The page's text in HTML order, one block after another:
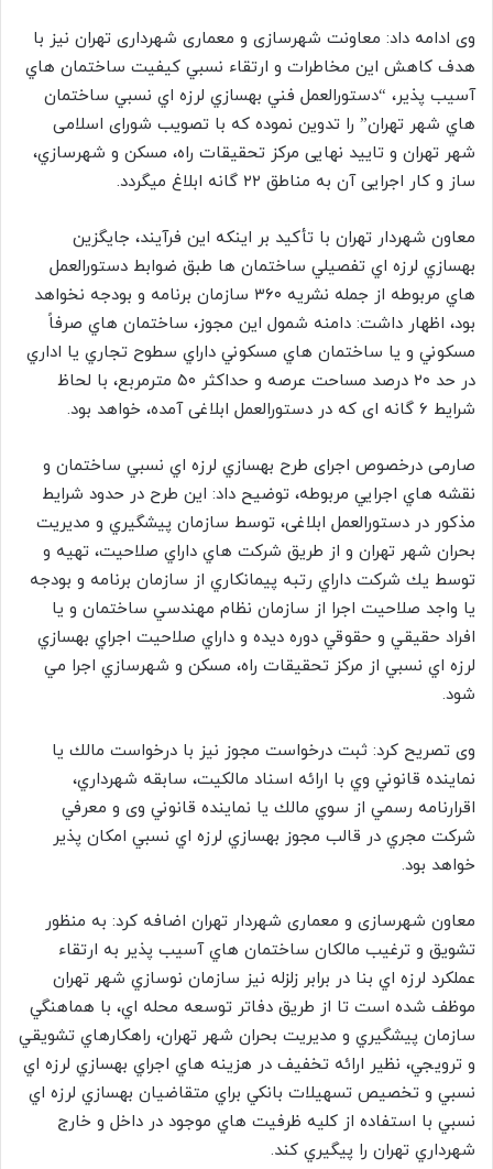
وی ادامه داد: معاونت شهرسازی و معماری شهرداری تهران نیز با
هدف كاهش این مخاطرات و ارتقاء نسبي كيفيت ساختمان هاي
آسيب پذير، “دستورالعمل فني بهسازي لرزه اي نسبي ساختمان
هاي شهر تهران” را تدوین نموده که با تصویب شورای اسلامی
شهر تهران و تایید نهایی مركز تحقيقات راه، مسكن و شهرسازي،
ساز و کار اجرایی آن به مناطق ۲۲ گانه ابلاغ میگردد.
معاون شهردار تهران با تأکید بر اینکه اين فرآيند، جايگزين
بهسازي لرزه اي تفصيلي ساختمان ها طبق ضوابط دستورالعمل
هاي مربوطه از جمله نشريه ۳۶۰ سازمان برنامه و بودجه نخواهد
بود، اظهار داشت: دامنه شمول اين مجوز، ساختمان هاي صرفاً
مسكوني و يا ساختمان هاي مسكوني داراي سطوح تجاري يا اداري
در حد ۲۰ درصد مساحت عرصه و حداكثر ۵۰ مترمربع، با لحاظ
شرايط ۶ گانه ای که در دستورالعمل ابلاغی آمده، خواهد بود.
صارمی درخصوص اجرای طرح بهسازي لرزه اي نسبي ساختمان و
نقشه هاي اجرايي مربوطه، توضیح داد: این طرح در حدود شرايط
مذكور در دستورالعمل ابلاغی، توسط سازمان پيشگيري و مديريت
بحران شهر تهران و از طريق شركت هاي داراي صلاحيت، تهيه و
توسط يك شركت داراي رتبه پيمانكاري از سازمان برنامه و بودجه
يا واجد صلاحيت اجرا از سازمان نظام مهندسي ساختمان و يا
افراد حقيقي و حقوقي دوره ديده و داراي صلاحيت اجراي بهسازي
لرزه اي نسبي از مركز تحقيقات راه، مسكن و شهرسازي اجرا مي
شود.
وی تصریح کرد: ثبت درخواست مجوز نیز با درخواست مالك يا
نماينده قانوني وي با ارائه اسناد مالكيت، سابقه شهرداري،
اقرارنامه رسمي از سوي مالك يا نماينده قانوني وی و معرفي
شركت مجري در قالب مجوز بهسازي لرزه اي نسبي امكان پذير
خواهد بود.
معاون شهرسازی و معماری شهردار تهران اضافه کرد: به منظور
تشویق و ترغیب مالکان ساختمان هاي آسيب پذير به ارتقاء
عملكرد لرزه اي بنا در برابر زلزله نیز سازمان نوسازي شهر تهران
موظف شده است تا از طريق دفاتر توسعه محله اي، با هماهنگي
سازمان پيشگيري و مديريت بحران شهر تهران، راهكارهاي تشويقي
و ترويجي، نظير ارائه تخفيف در هزينه هاي اجراي بهسازي لرزه اي
نسبي و تخصيص تسهيلات بانكي براي متقاضيان بهسازي لرزه اي
نسبي با استفاده از كليه ظرفيت هاي موجود در داخل و خارج
شهرداري تهران را پيگيري کند.